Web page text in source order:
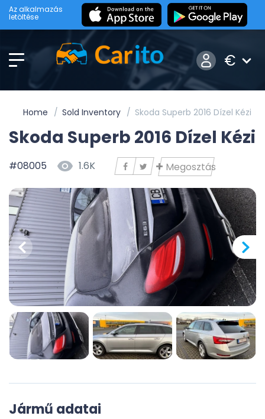
Az alkalmazás
letöltése
€
Home Sold Inventory Skoda Superb 2016 Dízel Kézi
Skoda Superb 2016 Dízel Kézi
#08005 1.6K Megosztás
Jármű adatai